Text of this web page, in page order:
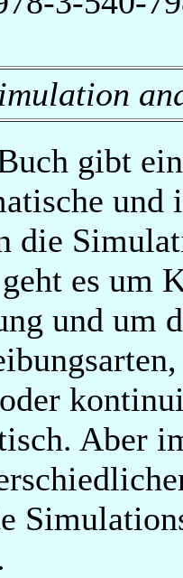
gibt
die
es um
und um
Aber